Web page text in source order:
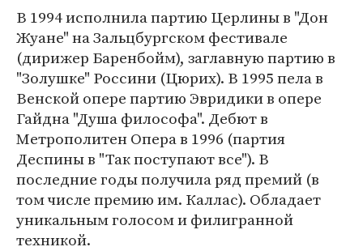
В 1994 исполнила партию Церлины в "Дон
Жуане" на Зальцбургском фестивале
(дирижер Баренбойм), заглавную партию в
"Золушке" Россини (Цюрих). В 1995 пела в
Венской опере партию Эвридики в опере
Гайдна "Душа философа". Дебют в
Метрополитен Опера в 1996 (партия
Деспины в "Так поступают все"). В
последние годы получила ряд премий (в
том числе премию им. Каллас). Обладает
уникальным голосом и филигранной
техникой.